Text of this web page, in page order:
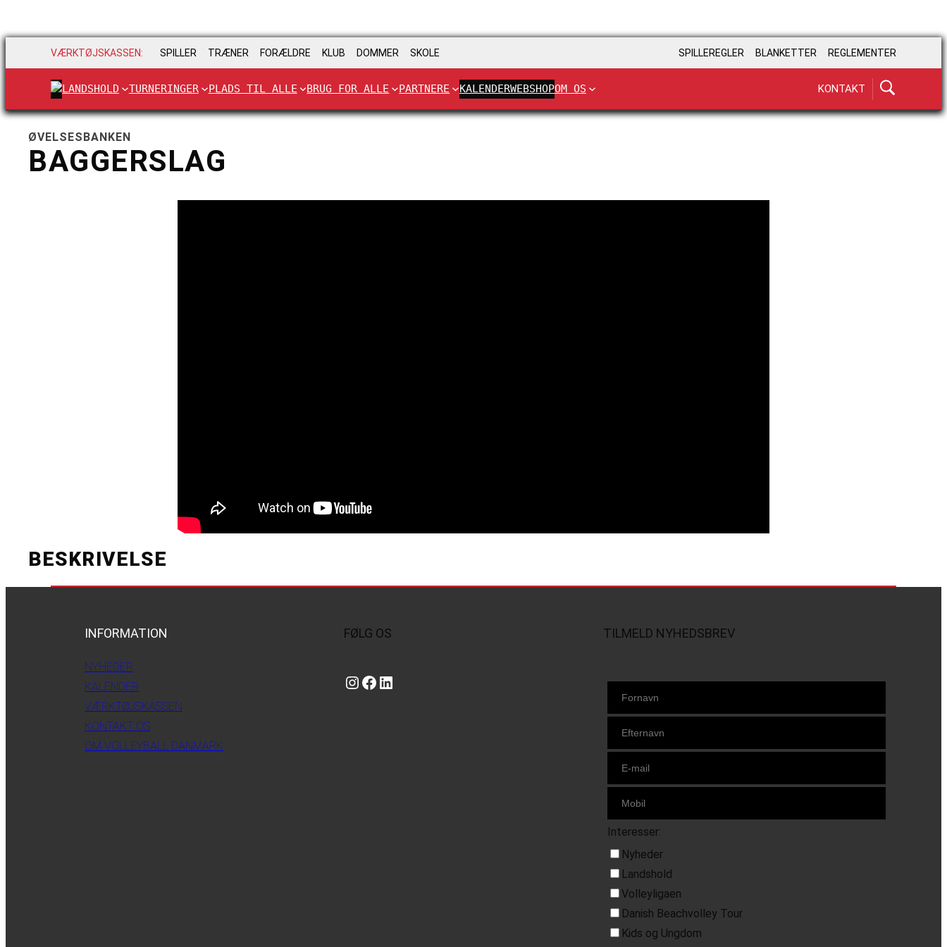
VÆRKTØJSKASSEN: SPILLER TRÆNER FORÆLDRE KLUB DOMMER SKOLE SPILLEREGLER BLANKETTER REGLEMENTER
LANDSHOLD TURNERINGER PLADS TIL ALLE BRUG FOR ALLE PARTNERE KALENDERWEBSHOPOM OS KONTAKT
ØVELSESBANKEN
BAGGERSLAG
BESKRIVELSE
INFORMATION
NYHEDER
KALENDER
VÆRKTØJSKASSEN
KONTAKT OS
OM VOLLEYBALL DANMARK
FØLG OS
Instagram https://www.facebook.com/danishbeachvolleytour LinkedIn
TILMELD NYHEDSBREV
Interesser:
Nyheder
Landshold
Volleyligaen
Danish Beachvolley Tour
Kids og Ungdom